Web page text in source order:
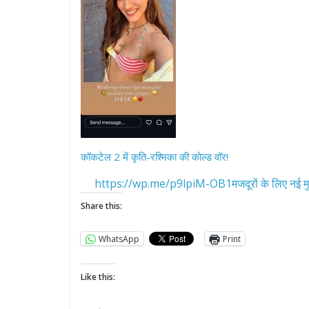
कॉकटेल 2 में कृति-रश्मिका की कोल्ड वॉर!
https://wp.me/p9lpiM-OB1मजदूरों के लिए नई
Share this:
WhatsApp Print
Like this: